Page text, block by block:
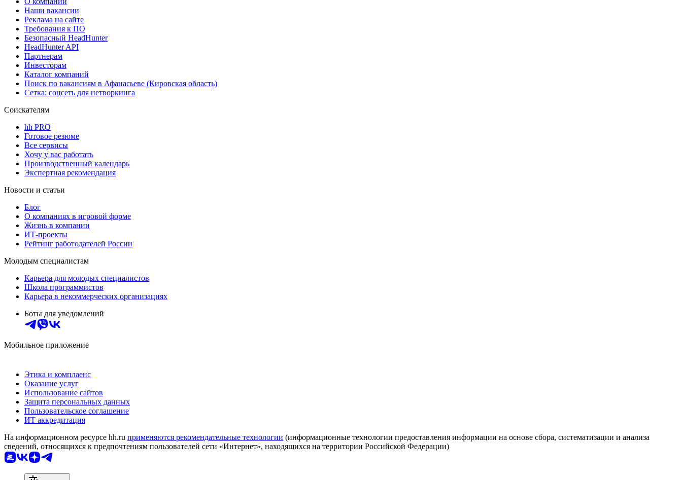
Наши вакансии
Реклама на сайте
Требования к ПО
Безопасный HeadHunter
HeadHunter API
Партнерам
Инвесторам
Каталог компаний
Поиск по вакансиям в Афанасьеве (Кировская область)
Сетка: соцсеть для нетворкинга
Соискателям
hh PRO
Готовое резюме
Все сервисы
Хочу у вас работать
Производственный календарь
Экспертная рекомендация
Новости и статьи
Блог
О компаниях в игровой форме
Жизнь в компании
ИТ-проекты
Рейтинг работодателей России
Молодым специалистам
Карьера для молодых специалистов
Школа программистов
Карьера в некоммерческих организациях
Боты для уведомлений
Мобильное приложение
Этика и комплаенс
Оказание услуг
Использование сайтов
Защита персональных данных
Пользовательское соглашение
ИТ аккредитация
На информационном ресурсе hh.ru применяются рекомендательные технологии (информационные технологии предоставления информации на основе сбора, систематизации и анализа
сведений, относящихся к предпочтениям пользователей сети «Интернет», находящихся на территории Российской Федерации)